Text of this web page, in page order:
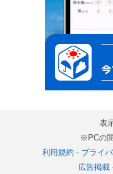
表
※PCの
利用規約 - プライ
広告掲載